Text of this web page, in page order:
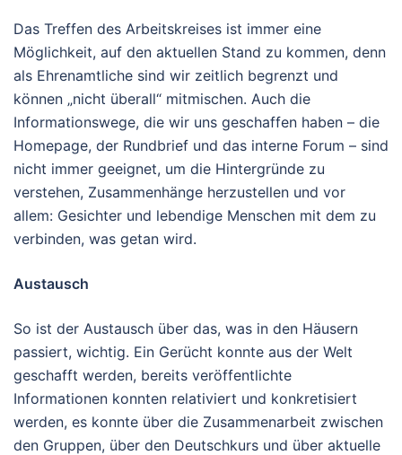
Das Treffen des Arbeitskreises ist immer eine
Möglichkeit, auf den aktuellen Stand zu kommen, denn
als Ehrenamtliche sind wir zeitlich begrenzt und
können „nicht überall“ mitmischen. Auch die
Informationswege, die wir uns geschaffen haben – die
Homepage, der Rundbrief und das interne Forum – sind
nicht immer geeignet, um die Hintergründe zu
verstehen, Zusammenhänge herzustellen und vor
allem: Gesichter und lebendige Menschen mit dem zu
verbinden, was getan wird.
Austausch
So ist der Austausch über das, was in den Häusern
passiert, wichtig. Ein Gerücht konnte aus der Welt
geschafft werden, bereits veröffentlichte
Informationen konnten relativiert und konkretisiert
werden, es konnte über die Zusammenarbeit zwischen
den Gruppen, über den Deutschkurs und über aktuelle